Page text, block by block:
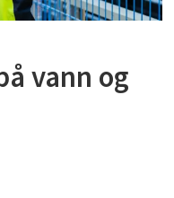
vann og